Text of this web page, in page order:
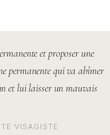
et proposer une
permanente qui va abîmer
et lui laisser un mauvais
VISAGISTE